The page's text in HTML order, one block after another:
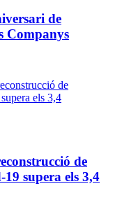
de
Companys
de
supera els 3,4